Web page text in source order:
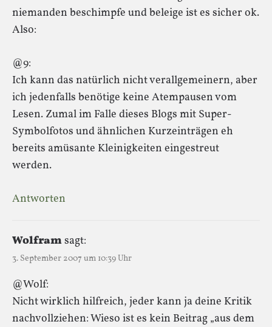
niemanden beschimpfe und beleige ist es sicher ok.
Also:
@9:
Ich kann das natürlich nicht verallgemeinern, aber
ich jedenfalls benötige keine Atempausen vom
Lesen. Zumal im Falle dieses Blogs mit Super-
Symbolfotos und ähnlichen Kurzeinträgen eh
bereits amüsante Kleinigkeiten eingestreut
werden.
Antworten
Wolframsagt:
3. September 2007 um 10:39 Uhr
@Wolf:
Nicht wirklich hilfreich, jeder kann ja deine Kritik
nachvollziehen: Wieso ist es kein Beitrag „aus dem